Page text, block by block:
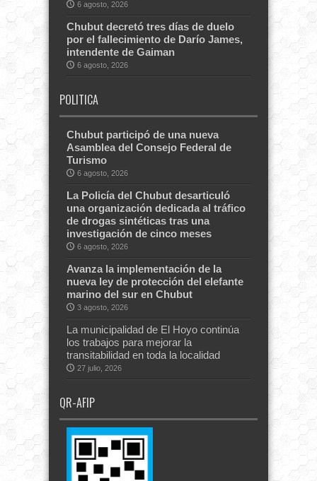
6 agosto, 2026
Chubut decretó tres días de duelo
por el fallecimiento de Darío James,
intendente de Gaiman
6 agosto, 2026
POLITICA
Chubut participó de una nueva
Asamblea del Consejo Federal de
Turismo
6 agosto, 2026
La Policía del Chubut desarticuló
una organización dedicada al tráfico
de drogas sintéticas tras una
investigación de cinco meses
6 agosto, 2026
Avanza la implementación de la
nueva ley de protección del elefante
marino del sur en Chubut
3 agosto, 2026
La municipalidad de El Hoyo continúa
los trabajos para mejorar la
transitabilidad en toda la localidad
27 julio, 2026
QR-AFIP